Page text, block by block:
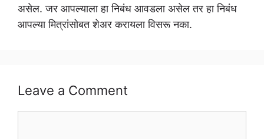
असेल. जर आपल्याला हा निबंध आवडला असेल तर हा निबंध
आपल्या मित्रांसोबत शेअर करायला विसरू नका.
Leave a Comment